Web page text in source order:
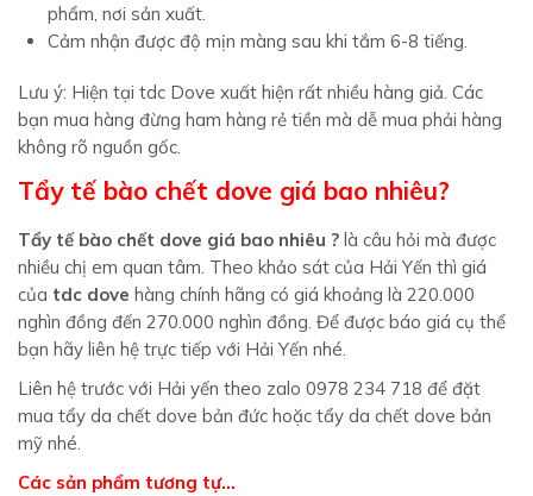
phẩm, nơi sản xuất.
Cảm nhận được độ mịn màng sau khi tắm 6-8 tiếng.
Lưu ý: Hiện tại tdc Dove xuất hiện rất nhiều hàng giả. Các
bạn mua hàng đừng ham hàng rẻ tiền mà dễ mua phải hàng
không rõ nguồn gốc.
Tẩy tế bào chết dove giá bao nhiêu?
Tẩy tế bào chết dove giá bao nhiêu ? là câu hỏi mà được
nhiều chị em quan tâm. Theo khảo sát của Hải Yến thì giá
của tdc dove hàng chính hãng có giá khoảng là 220.000
nghìn đồng đến 270.000 nghìn đồng. Để được báo giá cụ thể
bạn hãy liên hệ trực tiếp với Hải Yến nhé.
Liên hệ trước với Hải yến theo zalo 0978 234 718 để đặt
mua tẩy da chết dove bản đức hoặc tẩy da chết dove bản
mỹ nhé.
Các sản phẩm tương tự…